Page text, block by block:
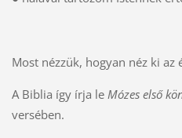
Most nézzük, hogyan néz ki az
A Biblia így írja le Mózes első
versében.